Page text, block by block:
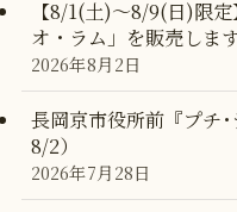
【8/1(土)〜8/9(日)限
オ・ラム」を販売しま
2026年8月2日
長岡京市役所前『プチ
8/2）
2026年7月28日